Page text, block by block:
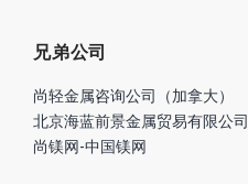
兄弟公司
尚轻金属咨询公司（加拿大）
北京海蓝前景金属贸易有限公司
尚镁网-中国镁网